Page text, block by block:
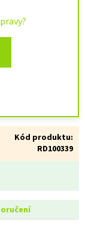
Kód produktu:
RD100339